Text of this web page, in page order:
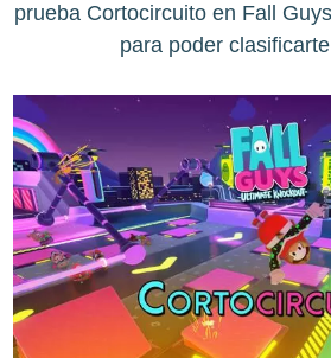
prueba Cortocircuito en Fall
para poder